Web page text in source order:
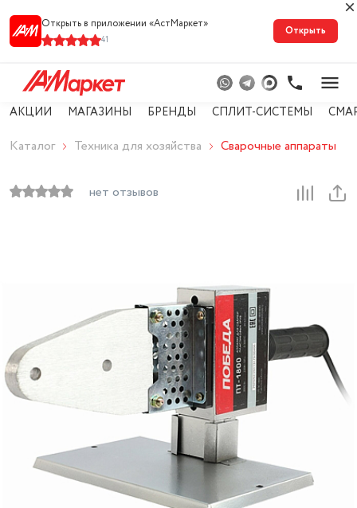
Открыть в приложении «АстМарке‪т‬»
41
Открыть
АКЦИИ МАГАЗИНЫ БРЕНДЫ СПЛИТ-СИСТЕМЫ
Каталог Техника для хозяйства Сварочные аппараты
нет отзывов